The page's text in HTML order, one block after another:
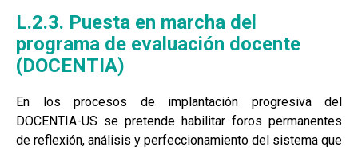
L.2.3. Puesta en marcha del
programa de evaluación docente
(DOCENTIA)
En los procesos de implantación progresiva del
DOCENTIA-US se pretende habilitar foros permanentes
de reflexión, análisis y perfeccionamiento del sistema que